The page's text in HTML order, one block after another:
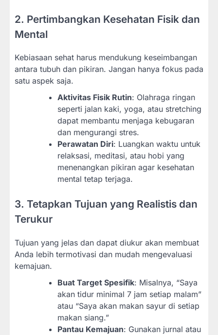
2. Pertimbangkan Kesehatan Fisik dan
Mental
Kebiasaan sehat harus mendukung keseimbangan
antara tubuh dan pikiran. Jangan hanya fokus pada
satu aspek saja.
Aktivitas Fisik Rutin: Olahraga ringan
seperti jalan kaki, yoga, atau stretching
dapat membantu menjaga kebugaran
dan mengurangi stres.
Perawatan Diri: Luangkan waktu untuk
relaksasi, meditasi, atau hobi yang
menenangkan pikiran agar kesehatan
mental tetap terjaga.
3. Tetapkan Tujuan yang Realistis dan
Terukur
Tujuan yang jelas dan dapat diukur akan membuat
Anda lebih termotivasi dan mudah mengevaluasi
kemajuan.
Buat Target Spesifik: Misalnya, “Saya
akan tidur minimal 7 jam setiap malam”
atau “Saya akan makan sayur di setiap
makan siang.”
Pantau Kemajuan: Gunakan jurnal atau